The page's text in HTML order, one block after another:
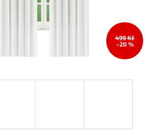
499 Kč
–20 %